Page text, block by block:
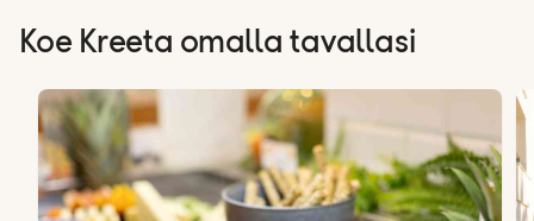
Koe Kreeta omalla tavallasi